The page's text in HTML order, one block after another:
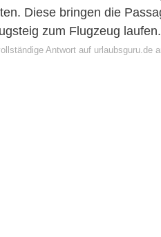
Diese bringen die
zum Flugzeug laufen.
Antwort auf urlaubsguru.de